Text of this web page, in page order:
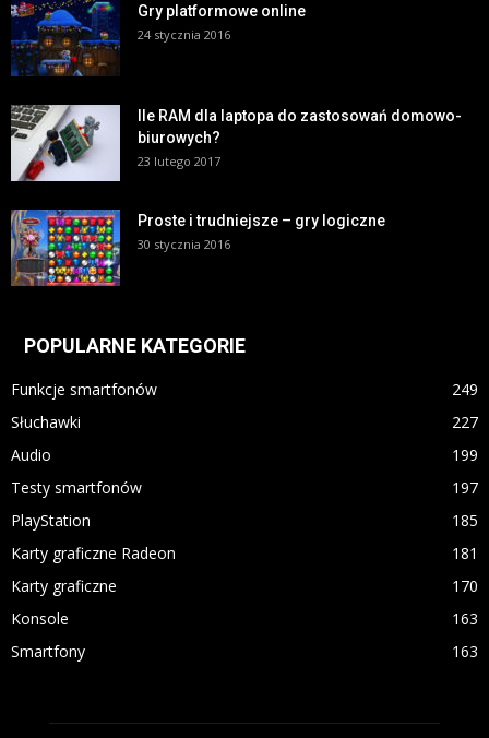
Gry platformowe online
24 stycznia 2016
Ile RAM dla laptopa do zastosowań domowo-
biurowych?
23 lutego 2017
Proste i trudniejsze – gry logiczne
30 stycznia 2016
POPULARNE KATEGORIE
Funkcje smartfonów
249
Słuchawki
227
Audio
199
Testy smartfonów
197
PlayStation
185
Karty graficzne Radeon
181
Karty graficzne
170
Konsole
163
Smartfony
163